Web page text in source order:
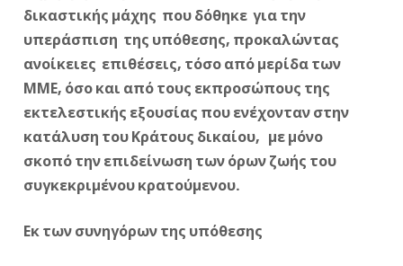
δικαστικής μάχης που δόθηκε για την
υπεράσπιση της υπόθεσης, προκαλώντας
ανοίκειες επιθέσεις, τόσο από μερίδα των
ΜΜΕ, όσο και από τους εκπροσώπους της
εκτελεστικής εξουσίας που ενέχονταν στην
κατάλυση του Κράτους δικαίου, με μόνο
σκοπό την επιδείνωση των όρων ζωής του
συγκεκριμένου κρατούμενου.
Εκ των συνηγόρων της υπόθεσης